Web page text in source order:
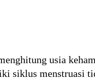
usia
siklus menstruasi